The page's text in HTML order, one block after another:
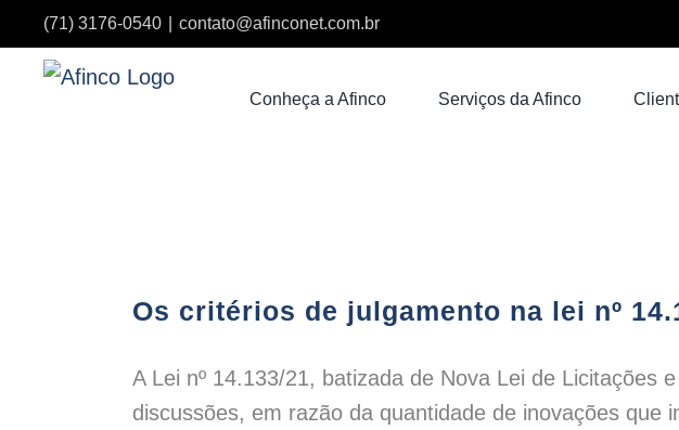
para
(71) 3176-0540 contato@afinconet.com.br
Conheça a Afinco Serviços da Afinco
Os critérios de julgamento na lei nº
A Lei nº 14.133/21, batizada de Nova Lei de Licitações
discussões, em razão da quantidade de inovações